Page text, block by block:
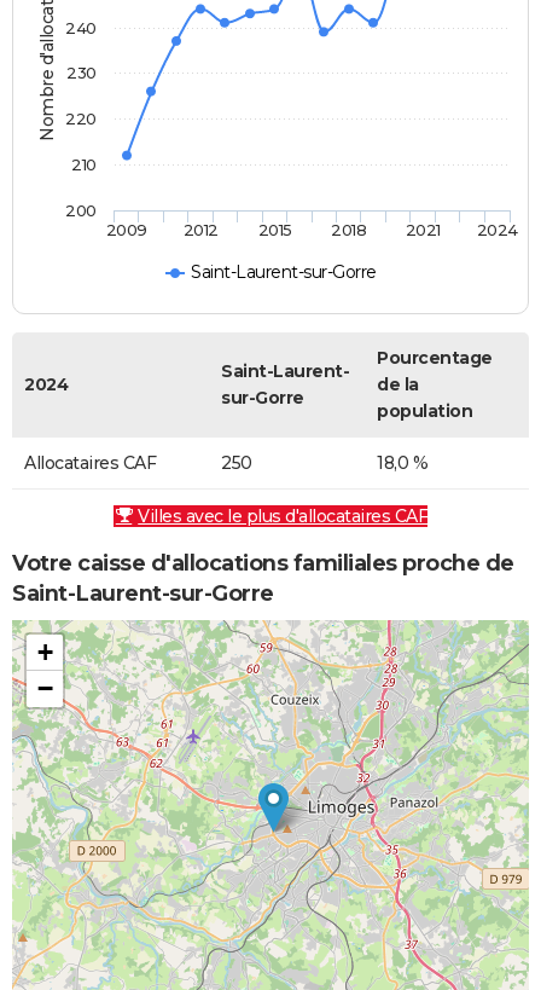
Nombre d'allocataires
Saint-Laurent-sur-Gorre
2009 2012 2015 2018 2021 2024
200
210
220
230
240
2024
Saint-Laurent-
sur-Gorre
Pourcentage
de la
population
Allocataires CAF 250 18,0 %
Villes avec le plus d'allocataires CAF
Votre caisse d'allocations familiales proche de
Saint-Laurent-sur-Gorre
+
−